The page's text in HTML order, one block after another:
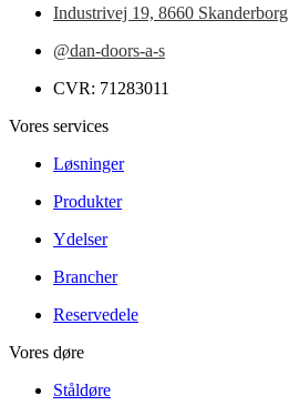
Industrivej 19, 8660 Skanderborg
@dan-doors-a-s
CVR: 71283011
Vores services
Løsninger
Produkter
Ydelser
Brancher
Reservedele
Vores døre
Ståldøre